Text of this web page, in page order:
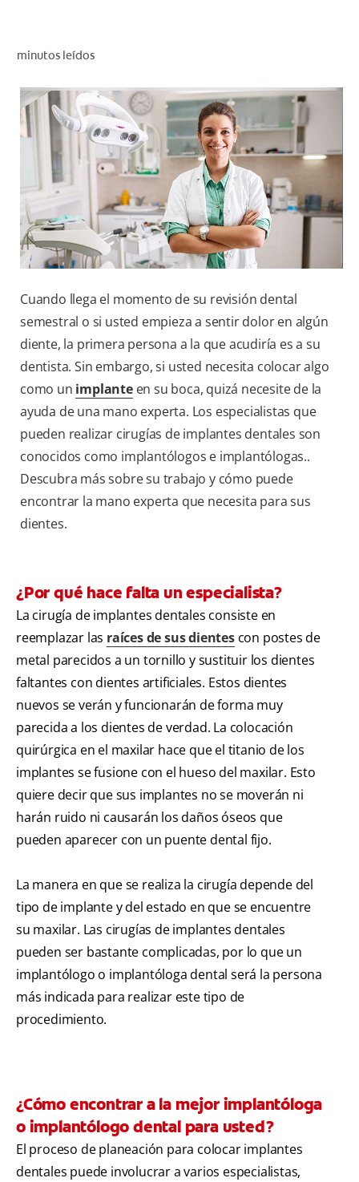
PROMOCIONES
NI (ES)
SUSCRÍBASE
minutos leídos
Cuando llega el momento de su revisión dental
semestral o si usted empieza a sentir dolor en algún
diente, la primera persona a la que acudiría es a su
dentista. Sin embargo, si usted necesita colocar algo
como un implanteen su boca, quizá necesite de la
ayuda de una mano experta. Los especialistas que
pueden realizar cirugías de implantes dentales son
conocidos como implantólogos e implantólogas..
Descubra más sobre su trabajo y cómo puede
encontrar la mano experta que necesita para sus
dientes.
¿Por qué hace falta un especialista?
La cirugía de implantes dentales consiste en
reemplazar las raíces de sus dientescon postes de
metal parecidos a un tornillo y sustituir los dientes
faltantes con dientes artificiales. Estos dientes
nuevos se verán y funcionarán de forma muy
parecida a los dientes de verdad. La colocación
quirúrgica en el maxilar hace que el titanio de los
implantes se fusione con el hueso del maxilar. Esto
quiere decir que sus implantes no se moverán ni
harán ruido ni causarán los daños óseos que
pueden aparecer con un puente dental fijo.
La manera en que se realiza la cirugía depende del
tipo de implante y del estado en que se encuentre
su maxilar. Las cirugías de implantes dentales
pueden ser bastante complicadas, por lo que un
implantólogo o implantóloga dental será la persona
más indicada para realizar este tipo de
procedimiento.
¿Cómo encontrar a la mejor implantóloga
o implantólogo dental para usted?
El proceso de planeación para colocar implantes
dentales puede involucrar a varios especialistas,